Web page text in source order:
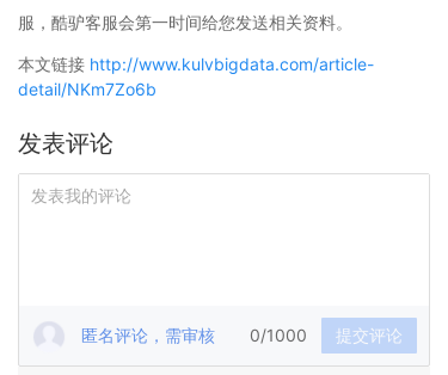
服，酷驴客服会第一时间给您发送相关资料。
本文链接 http://www.kulvbigdata.com/article-
detail/NKm7Zo6b
发表评论
匿名评论，需审核 0/1000 提交评论